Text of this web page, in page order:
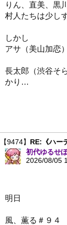
りん、直美、黒
村人たちは少し
しかし
アサ（美山加恋
長太郎（渋谷そ
かり…
【9474】 RE:《ハー
初代ゆるせ
2026/08/05
明日
風、薫る＃９４